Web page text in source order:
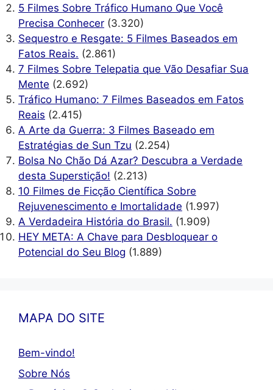
5 Filmes Sobre Tráfico Humano Que Você
Precisa Conhecer (3.320)
Sequestro e Resgate: 5 Filmes Baseados em
Fatos Reais. (2.861)
7 Filmes Sobre Telepatia que Vão Desafiar Sua
Mente (2.692)
Tráfico Humano: 7 Filmes Baseados em Fatos
Reais (2.415)
A Arte da Guerra: 3 Filmes Baseado em
Estratégias de Sun Tzu (2.254)
Bolsa No Chão Dá Azar? Descubra a Verdade
desta Superstição! (2.213)
10 Filmes de Ficção Científica Sobre
Rejuvenescimento e Imortalidade (1.997)
A Verdadeira História do Brasil. (1.909)
HEY META: A Chave para Desbloquear o
Potencial do Seu Blog (1.889)
MAPA DO SITE
Bem-vindo!
Sobre Nós